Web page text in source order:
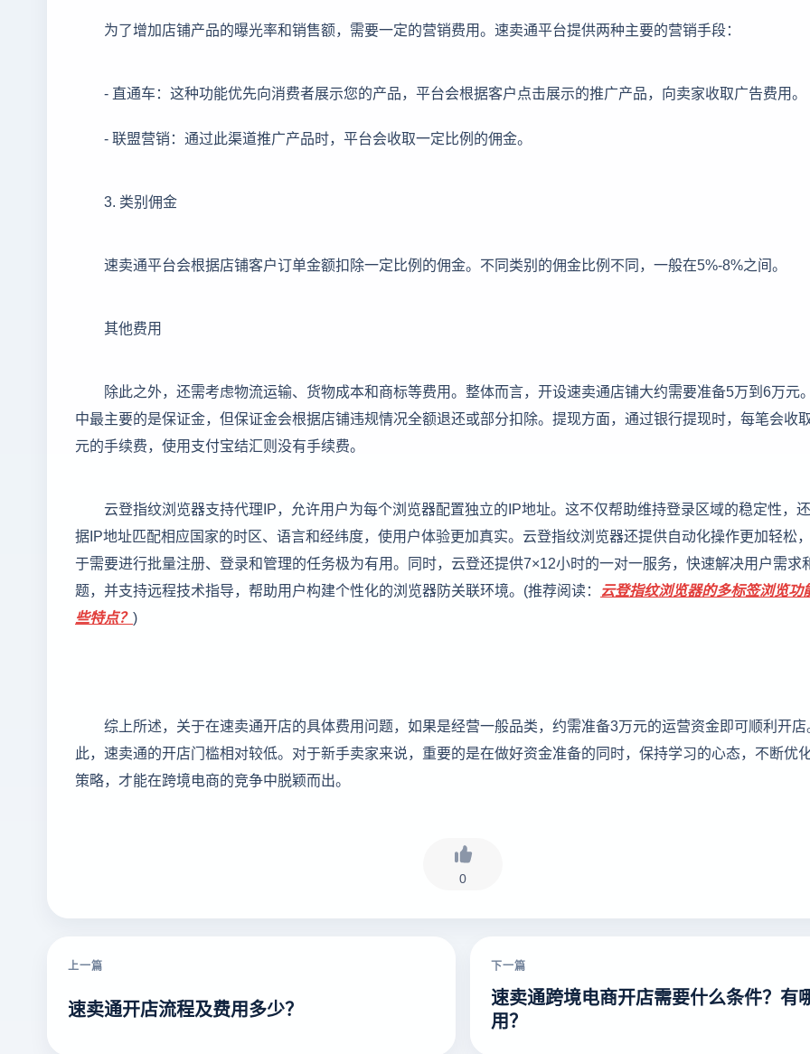
为了增加店铺产品的曝光率和销售额，需要一定的营销费用。速卖通平台提供两种主要的营销手段：
- 直通车：这种功能优先向消费者展示您的产品，平台会根据客户点击展示的推广产品，向卖家收取广告费用。
- 联盟营销：通过此渠道推广产品时，平台会收取一定比例的佣金。
3. 类别佣金
速卖通平台会根据店铺客户订单金额扣除一定比例的佣金。不同类别的佣金比例不同，一般在5%-8%之间。
其他费用
除此之外，还需考虑物流运输、货物成本和商标等费用。整体而言，开设速卖通店铺大约需要准备5万到6万元
中最主要的是保证金，但保证金会根据店铺违规情况全额退还或部分扣除。提现方面，通过银行提现时，每笔会收
元的手续费，使用支付宝结汇则没有手续费。
云登指纹浏览器支持代理IP，允许用户为每个浏览器配置独立的IP地址。这不仅帮助维持登录区域的稳定性，
据IP地址匹配相应国家的时区、语言和经纬度，使用户体验更加真实。云登指纹浏览器还提供自动化操作更加轻松
于需要进行批量注册、登录和管理的任务极为有用。同时，云登还提供7×12小时的一对一服务，快速解决用户需求
题，并支持远程技术指导，帮助用户构建个性化的浏览器防关联环境。(推荐阅读： 云登指纹浏览器的多标签浏览功
些特点？ )
综上所述，关于在速卖通开店的具体费用问题，如果是经营一般品类，约需准备3万元的运营资金即可顺利开
此，速卖通的开店门槛相对较低。对于新手卖家来说，重要的是在做好资金准备的同时，保持学习的心态，不断优
策略，才能在跨境电商的竞争中脱颖而出。
0
上一篇
速卖通开店流程及费用多少？
下一篇
速卖通跨境电商开店需要什么条件？有
用？